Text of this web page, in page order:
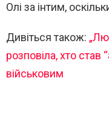
Олі за інтим,
Дивіться також:
розповіла, хто став
військовим